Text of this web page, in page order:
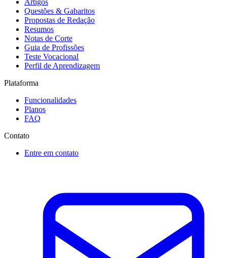
Artigos
Questões & Gabaritos
Propostas de Redação
Resumos
Notas de Corte
Guia de Profissões
Teste Vocacional
Perfil de Aprendizagem
Plataforma
Funcionalidades
Planos
FAQ
Contato
Entre em contato